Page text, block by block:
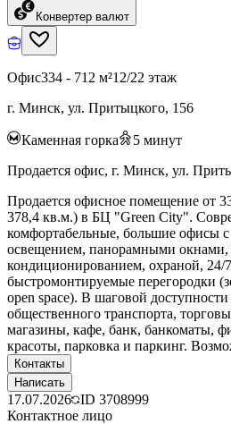
Конвертер валют
Офис334 - 712 м²12/22 этаж
г. Минск, ул. Притыцкого, 156
Каменная горка 5 минут
Продается офис, г. Минск, ул.
Продается офисное помещение от
378,4 кв.м.) в БЦ "Green City".
комфортабельные, большие офисы
освещением, панорамными окнами,
кондиционированием, охраной, 24/
быстромонтируемые перегородки
open space). В шаговой
общественного транспорта,
магазины, кафе, банк, банкоматы,
красоты, парковка и паркинг.
Контакты
Написать
17.07.2026 ID 3708999
Контактное лицо